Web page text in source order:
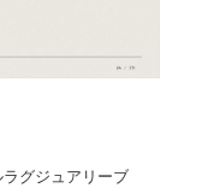
グジュアリーブ